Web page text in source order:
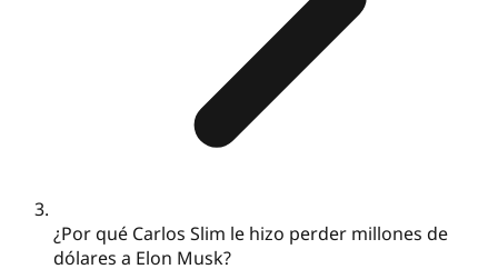
¿Por qué Carlos Slim le hizo perder millones de
dólares a Elon Musk?